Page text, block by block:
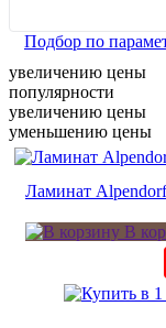
Подбор по
увеличению цены
популярности
увеличению цены
уменьшению цены
Ламинат
В